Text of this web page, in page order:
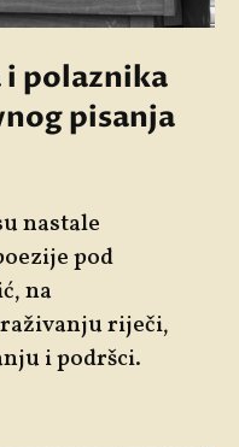
polaznika
pisanja
nastale
pod
, na
riječi,
i podršci.